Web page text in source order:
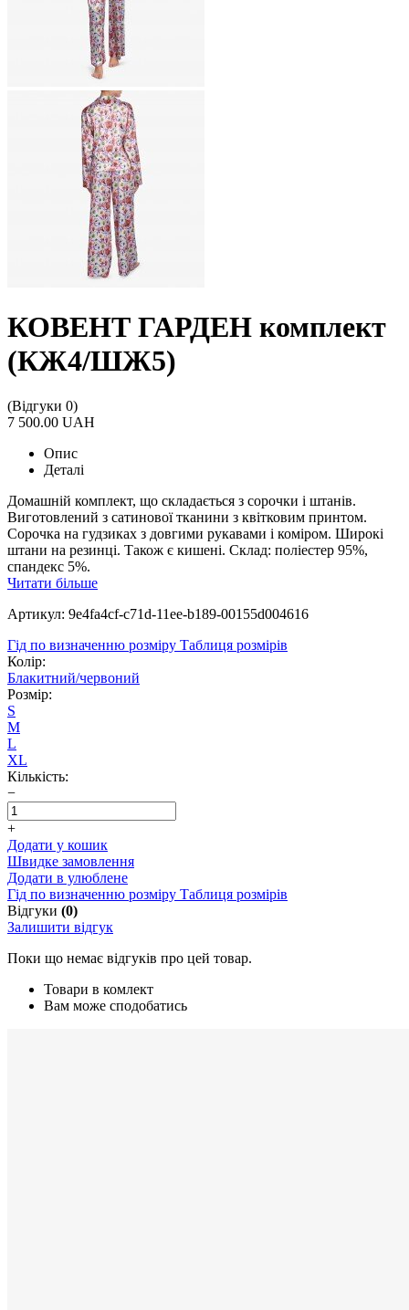
КОВЕНТ ГАРДЕН комплект
(КЖ4/ШЖ5)
(Відгуки 0)
7 500.00 UAH
Опис
Деталі
Домашній комплект, що складається з сорочки і штанів.
Виготовлений з сатинової тканини з квітковим принтом.
Сорочка на гудзиках з довгими рукавами і коміром. Широкі
штани на резинці. Також є кишені. Склад: поліестер 95%,
спандекс 5%.
Читати більше
Артикул: 9e4fa4cf-c71d-11ee-b189-00155d004616
Гід по визначенню розміру Таблиця розмірів
Колір:
Блакитний/червоний
Розмір:
S
M
L
XL
Кількість:
−
+
Додати у кошик
Швидке замовлення
Додати в улюблене
Гід по визначенню розміру Таблиця розмірів
Відгуки (0)
Залишити відгук
Поки що немає відгуків про цей товар.
Товари в комлект
Вам може сподобатись